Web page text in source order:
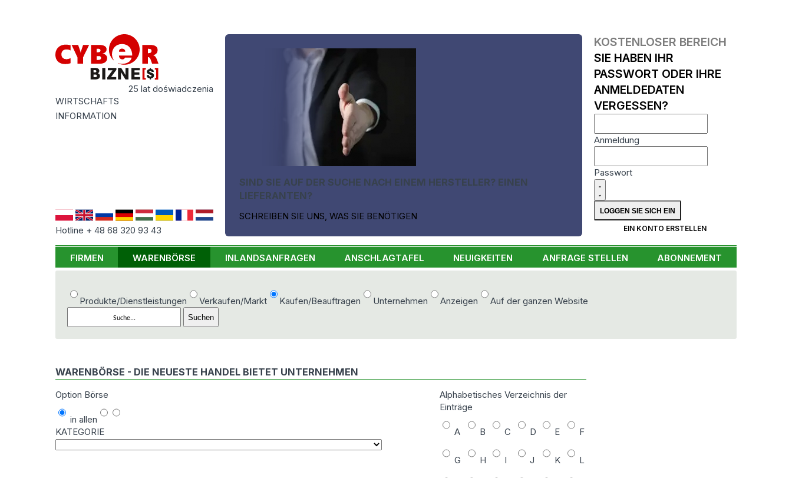
25 lat doświadczenia
WIRTSCHAFTS
INFORMATION
Hotline + 48 68 320 93 43
SIND SIE AUF DER SUCHE NACH EINEM HERSTELLER? EINEN
LIEFERANTEN?
SCHREIBEN SIE UNS, WAS SIE BENÖTIGEN
KOSTENLOSER BEREICH
SIE HABEN IHR
PASSWORT ODER IHRE
ANMELDEDATEN
VERGESSEN?
Anmeldung
Passwort
EIN KONTO ERSTELLEN
FIRMEN WARENBÖRSE INLANDSANFRAGEN ANSCHLAGTAFEL NEUIGKEITEN ANFRAGE STELLEN ABONNEMENT
Produkte/Dienstleistungen Verkaufen/Markt Kaufen/Beauftragen Unternehmen Anzeigen Auf der ganzen Website
WARENBÖRSE - DIE NEUESTE HANDEL BIETET UNTERNEHMEN
Option Börse
in allen
KATEGORIE
Alphabetisches Verzeichnis der
Einträge
A B C D E F
G H I J K L